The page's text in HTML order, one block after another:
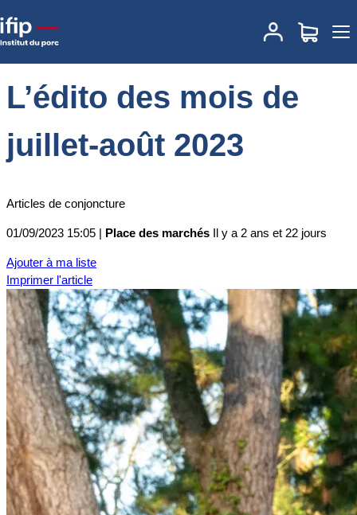
Accueil Actualités des marchés
L’édito des
mois de juillet-août 2023
L’édito des mois de
juillet-août 2023
Articles de conjoncture
01/09/2023 15:05 | Place des marchés Il y a 2 ans et 22 jours
Ajouter à ma liste
Imprimer l'article